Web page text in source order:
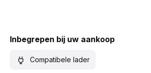
Inbegrepen bij uw aankoop
Compatibele lader